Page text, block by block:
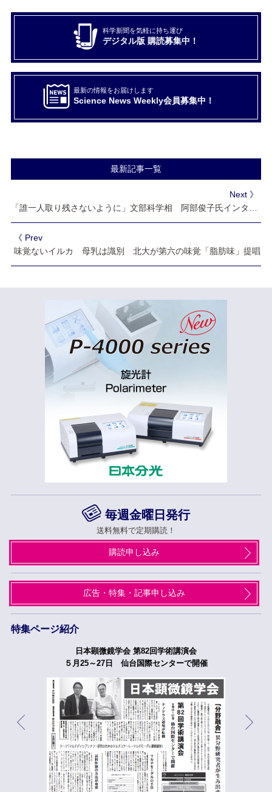
科学新聞を気軽に持ち運び
デジタル版 購読募集中！
最新の情報をお届けします
Science News Weekly会員募集中！
最新記事一覧
Next 》
《 Prev
味覚ないイルカ 母乳は識別 北大が第六の味覚「脂肪味」提唱
毎週金曜日発行
送料無料で定期購読！
購読申し込み
広告・特集・記事申し込み
特集ページ紹介
日本顕微鏡学会 第82回学術講演会
５月25～27日 仙台国際センターで開催